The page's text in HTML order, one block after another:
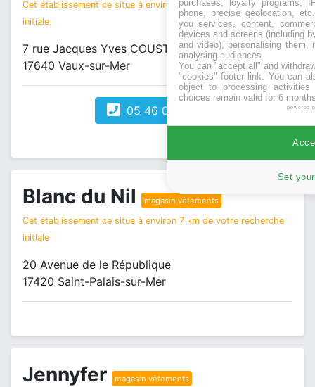
Cet établissement ce situe à environ 6 km de votre recherche
initiale
7 rue Jacques Yves COUSTEAU
17640 Vaux-sur-Mer
05 46 02 46 20
Blanc du Nil magasin vêtements
Cet établissement ce situe à environ 7 km de votre recherche
initiale
20 Avenue de le République
17420 Saint-Palais-sur-Mer
Jennyfer magasin vêtements
purchases, loyalty programs,
phone, precise geolocation,
you services, content,
devices and screens (including
and video), personalising them,
analysing audiences.
You can "accept all" and
"cookies" footer link . You can
object to processing
choices remain valid for 6
powered
Set